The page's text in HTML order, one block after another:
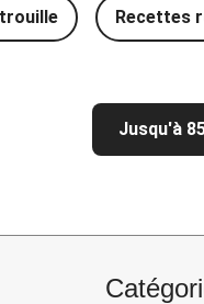
Recettes
Jusqu'à